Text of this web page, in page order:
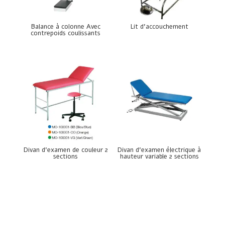
Balance à colonne Avec
contrepoids coulissants
Lit d’accouchement
Divan d’examen de couleur 2
sections
Divan d’examen électrique à
hauteur variable 2 sections